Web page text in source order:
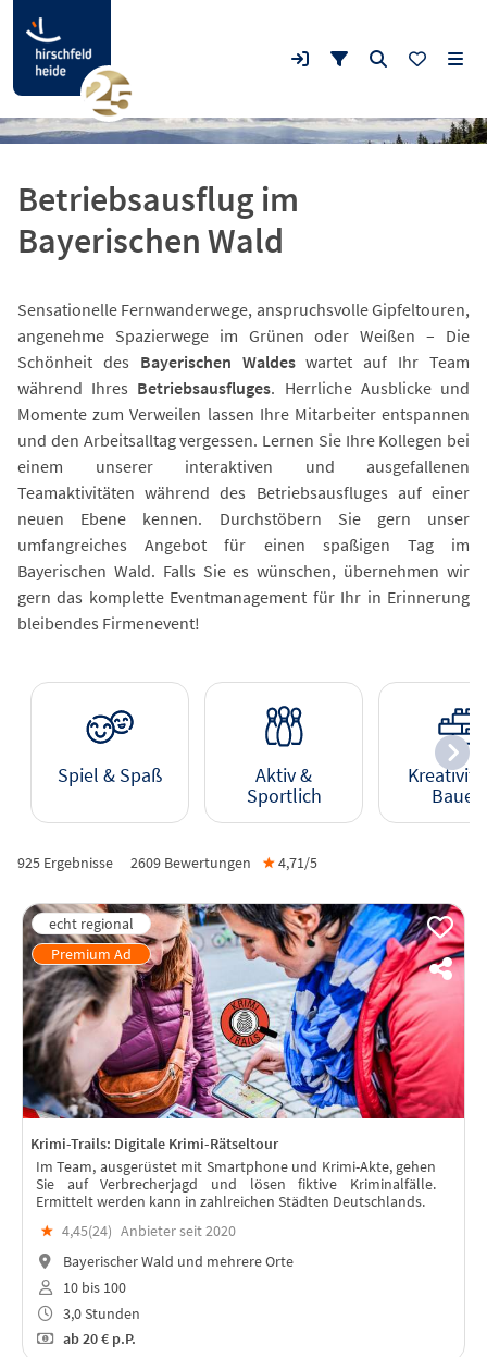
Betriebsausflug im
Bayerischen Wald
Sensationelle Fernwanderwege, anspruchsvolle Gipfeltouren,
angenehme Spazierwege im Grünen oder Weißen – Die
Schönheit des Bayerischen Waldeswartet auf Ihr Team
während Ihres Betriebsausfluges. Herrliche Ausblicke und
Momente zum Verweilen lassen Ihre Mitarbeiter entspannen
und den Arbeitsalltag vergessen. Lernen Sie Ihre Kollegen bei
einem unserer interaktiven und ausgefallenen
Teamaktivitäten während des Betriebsausfluges auf einer
neuen Ebene kennen. Durchstöbern Sie gern unser
umfangreiches Angebot für einen spaßigen Tag im
Bayerischen Wald. Falls Sie es wünschen, übernehmen wir
gern das komplette Eventmanagement für Ihr in Erinnerung
bleibendes Firmenevent!
Spiel & Spaß
Aktiv &
Sportlich
Bauen
925 Ergebnisse 2609 Bewertungen ★4,71/5
Krimi-Trails: Digitale Krimi-Rätseltour
Im Team, ausgerüstet mit Smartphone und Krimi-Akte, gehen
Sie auf Verbrecherjagd und lösen fiktive Kriminalfälle.
Ermittelt werden kann in zahlreichen Städten Deutschlands.
★ 4,45(24) Anbieter seit 2020
Bayerischer Wald und mehrere Orte
10 bis 100
3,0 Stunden
ab20 € p.P.